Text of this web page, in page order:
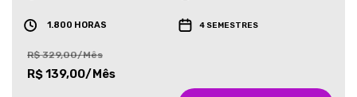
1.800 HORAS 4 SEMESTRES
R$ 329,00/Mês
R$ 139,00/Mês